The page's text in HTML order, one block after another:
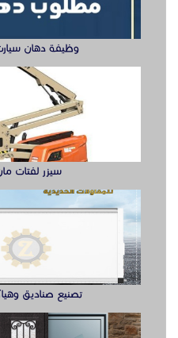
وظيفة دهان
سيزر لفتات
تصنيع صناديق